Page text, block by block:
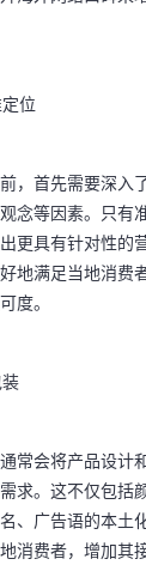
位
，首先需要深入
念等因素。只有
更具有针对性的
地满足当地消费
度。
常会将产品设计
求。这不仅包括
、广告语的本土
消费者，增加其